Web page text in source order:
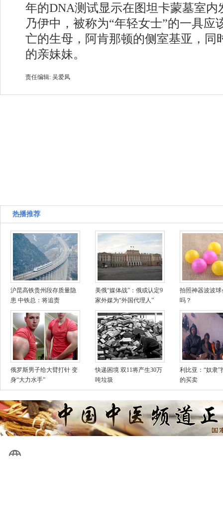
年的DNA测试显示在图坦卡蒙墓室内
乃伊中，被称为“年轻女士”的一具应
亡的生母，阿肯那顿的侧室基亚，同
的亲妹妹。
责任编辑: 吴爱凤